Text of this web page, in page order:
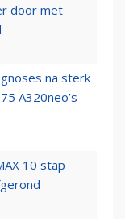
door met
na sterk
A320neo’s
10 stap